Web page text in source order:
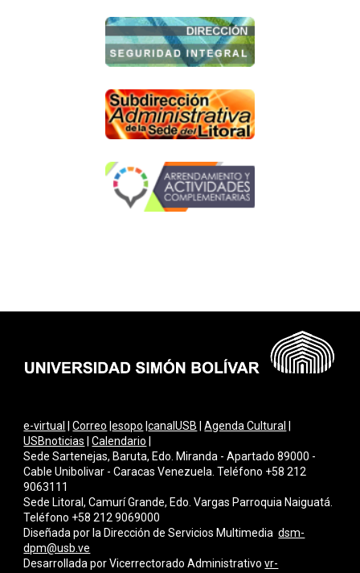
e-virtual |Correo |esopo |canalUSB |Agenda Cultural
USBnoticias |Calendario
Sede Sartenejas, Baruta, Edo. Miranda - Apartado 89000 -
Cable Unibolivar - Caracas Venezuela. Teléfono +58 212
9063111
Sede Litoral, Camurí Grande, Edo. Vargas Parroquia Naiguatá.
Teléfono +58 212 9069000
Diseñada por la Dirección de Servicios Multimediadsm-
dpm@usb.ve
Desarrollada porVicerrectorado Administrativovr-